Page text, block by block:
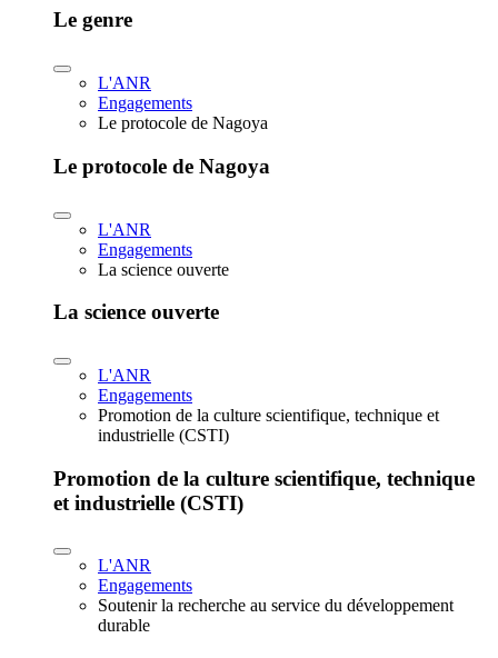
Le genre
L'ANR
Engagements
Le protocole de Nagoya
Le protocole de Nagoya
L'ANR
Engagements
La science ouverte
La science ouverte
L'ANR
Engagements
Promotion de la culture scientifique, technique et
industrielle (CSTI)
Promotion de la culture scientifique, technique
et industrielle (CSTI)
L'ANR
Engagements
Soutenir la recherche au service du développement
durable